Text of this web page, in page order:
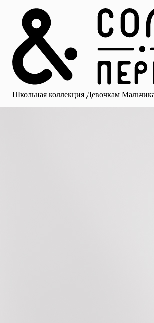
Школьная коллекция Девочкам
Главная
Каталог
Избранное
Профиль
Корзина
Школьная коллекция
Мальчикам
для девочек Носки Рубашки Платья и